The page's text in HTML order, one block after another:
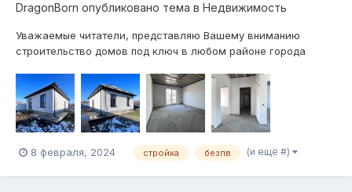
DragonBorn опубликовано тема в Недвижимость
Уважаемые читатели, представляю Вашему вниманию
строительство домов под ключ в любом районе города
периметру дома! ● Индивидуальное отопление - котёл с
развязкой входит в стоимость ● Большие окна ● Проект
дома с планировкой на Ва...
8 февраля, 2024 стройка безпв (и ещё #)